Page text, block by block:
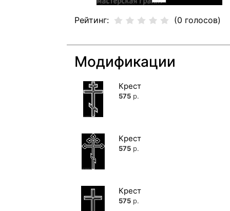
Рейтинг: (0 голосов)
Модификации
Крест
575 р.
Крест
575 р.
Крест
575 р.